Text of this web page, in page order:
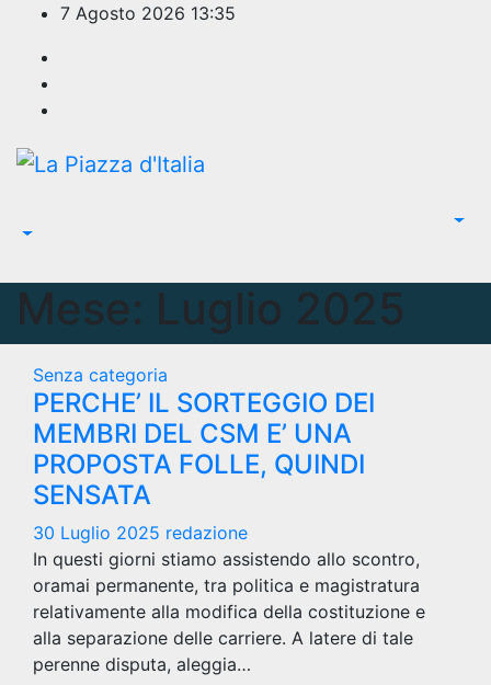
contenuto
7 Agosto 2026 13:35
Mese: Luglio 2025
Senza categoria
PERCHE’ IL SORTEGGIO DEI
MEMBRI DEL CSM E’ UNA
PROPOSTA FOLLE, QUINDI
SENSATA
30 Luglio 2025 redazione
In questi giorni stiamo assistendo allo scontro,
oramai permanente, tra politica e magistratura
relativamente alla modifica della costituzione e
alla separazione delle carriere. A latere di tale
perenne disputa, aleggia…